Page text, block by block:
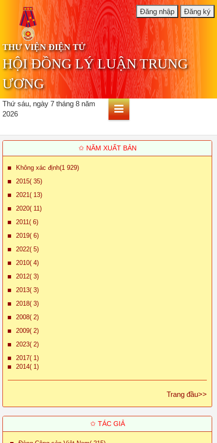
THƯ VIỆN ĐIỆN TỬ
HỘI ĐỒNG LÝ LUẬN TRUNG
ƯƠNG
Thứ sáu, ngày 7 tháng 8 năm
2026
✩ NĂM XUẤT BẢN
Không xác định(1 929)
2015( 35)
2021( 13)
2020( 11)
2011( 6)
2019( 6)
2022( 5)
2010( 4)
2012( 3)
2013( 3)
2018( 3)
2008( 2)
2009( 2)
2023( 2)
2017( 1)
2014( 1)
Trang đầu>>
✩ TÁC GIẢ